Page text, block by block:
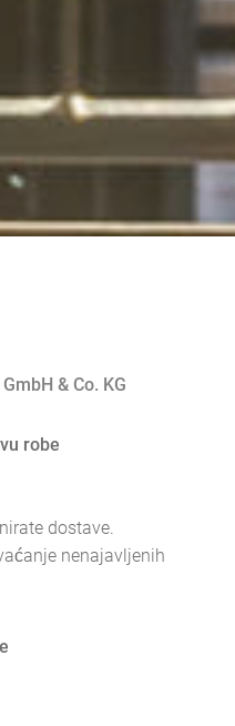
& Co. KG
robe
dostave.
nenajavljenih